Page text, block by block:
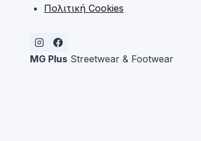
Πολιτική Cookies
MG Plus Streetwear & Footwear